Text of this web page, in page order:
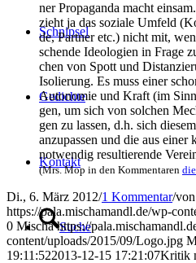
Schnip­sel
Gedich­te
Kon­takt
Suche
ner Pro­pa­gan­da macht
zieht ja das sozia­le Umfeld
de, Part­ner etc.) nicht mit,
schen­de Ideo­lo­gien in Fra­ge
chen von Spott und
Iso­lie­rung. Es muss einer
Auto­no­mie und Kraft (im
gen, um sich von sol­chen
gen zu las­sen, d.h. sich
anzu­pas­sen und die aus einer
not­wen­dig resul­tie­ren­de
(Mrs. Mop in den Kom­men­ta­ren
Di., 6. März 2012/1 Kommentar/von
https://pala.mischamandl.de/wp-
0 Mischa https://
content/uploads/2015/09/Logo.jpg
19:11:522013-12-15 17:21:07Kri­tik